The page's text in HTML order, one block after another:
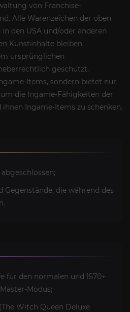
von Franchise-
Alle Warenzeichen der oben
den USA und/oder anderen
Kunstinhalte bleiben
ursprünglichen
geschützt.
Items, sondern bietet nur
die Ingame-Fähigkeiten der
ihnen Ingame-Items zu schenken.
Gegenstände, die während des
für den normalen und 1570+
Modus;
Witch Queen Deluxe